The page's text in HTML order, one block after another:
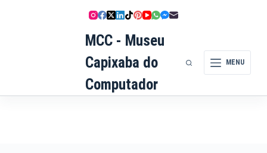
MCC - Museu
Capixaba do
Computador
MENU